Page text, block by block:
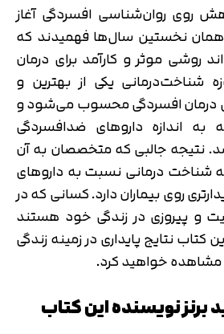
روی روان‌شناسی افسردگی آغاز
نخستین سال‌ها فهمیدند که
روشی موثر و کارآمد برای درمان
شناخت‌درمانی یکی از بهترین و
درمان افسردگی محسوب می‌شود و
اندازه داروهای ضدافسردگی
نتیجه جالبی که متخصصان به آن
شناخت‌ درمانی نسبت به داروهای
روی بیماران دارد. کسانی که در
و پیروزی در زندگی خود هستند
کتاب نتایج پایداری در زمینه زندگی
خواهید کرد.
برنز نویسنده این کتاب